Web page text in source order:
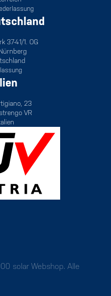
37-41/1. OG
23
VR
solar Webshop. Alle